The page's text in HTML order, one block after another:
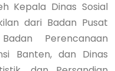
Kepala Dinas Sosial
dari Badan Pusat
Perencanaan
Banten, dan Dinas